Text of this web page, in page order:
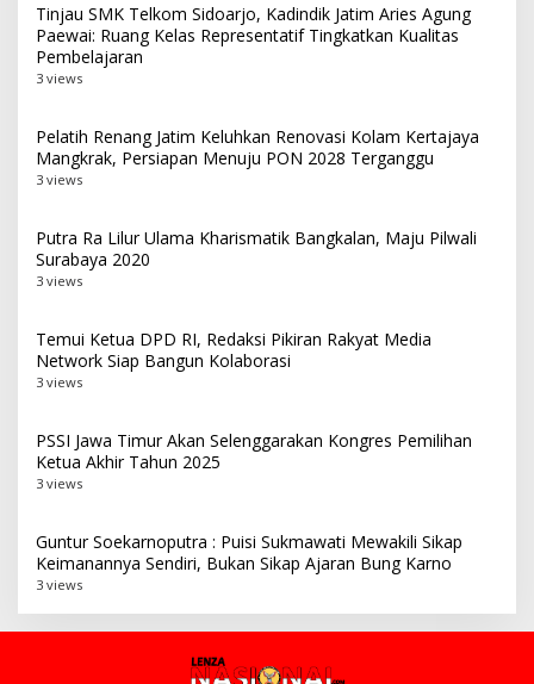
Tinjau SMK Telkom Sidoarjo, Kadindik Jatim Aries Agung
Paewai: Ruang Kelas Representatif Tingkatkan Kualitas
Pembelajaran
3 views
Pelatih Renang Jatim Keluhkan Renovasi Kolam Kertajaya
Mangkrak, Persiapan Menuju PON 2028 Terganggu
3 views
Putra Ra Lilur Ulama Kharismatik Bangkalan, Maju Pilwali
Surabaya 2020
3 views
Temui Ketua DPD RI, Redaksi Pikiran Rakyat Media
Network Siap Bangun Kolaborasi
3 views
PSSI Jawa Timur Akan Selenggarakan Kongres Pemilihan
Ketua Akhir Tahun 2025
3 views
Guntur Soekarnoputra : Puisi Sukmawati Mewakili Sikap
Keimanannya Sendiri, Bukan Sikap Ajaran Bung Karno
3 views